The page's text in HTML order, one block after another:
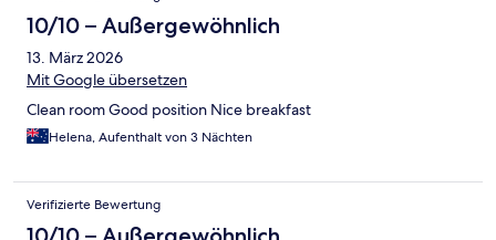
10/10 – Außergewöhnlich
13. März 2026
Mit Google übersetzen
Clean room Good position Nice breakfast
Helena, Aufenthalt von 3 Nächten
Verifizierte Bewertung